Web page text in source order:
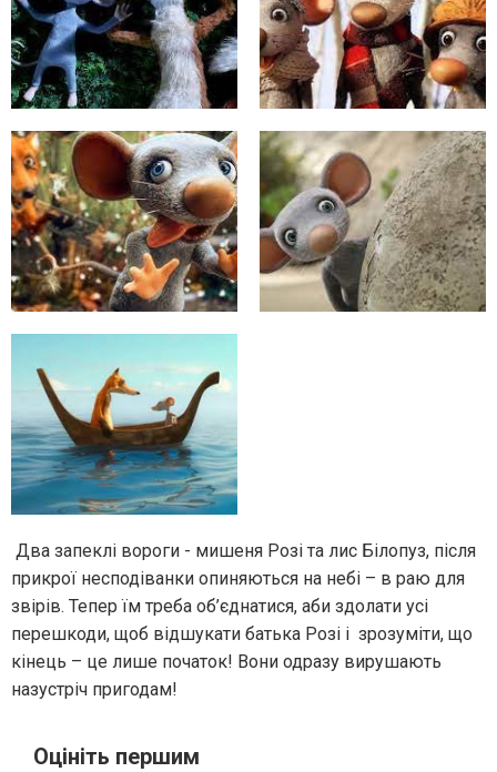
Два запеклі вороги - мишеня Розі та лис Білопуз, після
прикрої несподіванки опиняються на небі – в раю для
звірів. Тепер їм треба об’єднатися, аби здолати усі
перешкоди, щоб відшукати батька Розі і зрозуміти, що
кінець – це лише початок! Вони одразу вирушають
назустріч пригодам!
Оцініть першим